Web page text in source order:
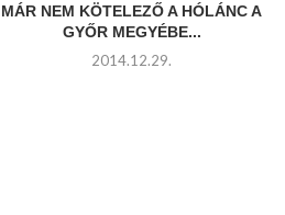
MÁR NEM KÖTELEZŐ A HÓLÁNC A
GYŐR MEGYÉBE...
2014.12.29.